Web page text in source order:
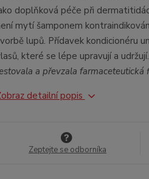
doplňková péče při
mytí šamponem
lupů. Přídavek kondicionéru
které se lépe upravují a udržují.
a převzala farmaceteutická
detailní popis
Zeptejte se odborníka